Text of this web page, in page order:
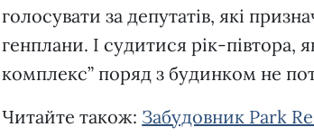
голосувати за депутатів, які
генплани. І судитися рік-півтора,
комплекс” поряд з будинком не
Читайте також: Забудовник Park